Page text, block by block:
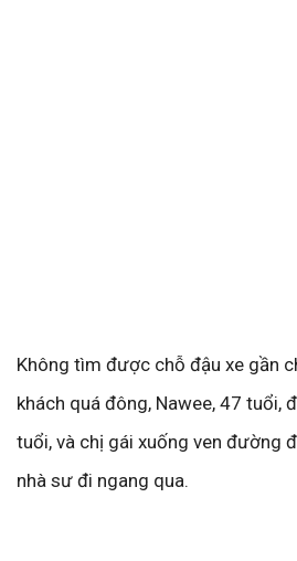
Không tìm được chỗ đậu xe gần
khách quá đông, Nawee, 47 tuổi,
tuổi, và chị gái xuống ven đường
nhà sư đi ngang qua.